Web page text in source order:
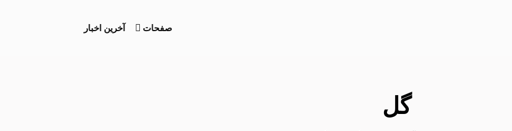
صفحات آخرین اخبار
گل